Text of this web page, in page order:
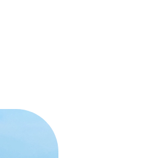
manager
Vastgoedmanager
Energieconsultant